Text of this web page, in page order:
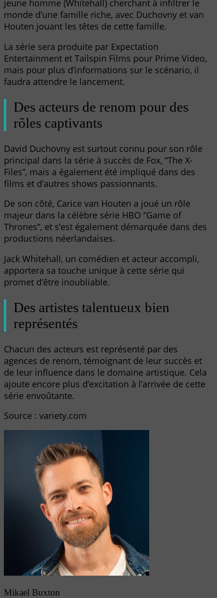
jeune homme (Whitehall) cherchant à infiltrer le
monde d’une famille riche, avec Duchovny et van
Houten jouant les têtes de cette famille.
La série sera produite par Expectation
Entertainment et Tailspin Films pour Prime Video,
mais pour plus d’informations sur le scénario, il
faudra attendre le lancement.
Des acteurs de renom pour des
rôles captivants
David Duchovny est surtout connu pour son rôle
principal dans la série à succès de Fox, “The X-
Files”, mais a également été impliqué dans des
films et d’autres shows passionnants.
De son côté, Carice van Houten a joué un rôle
majeur dans la célèbre série HBO “Game of
Thrones”, et s’est également démarquée dans des
productions néerlandaises.
Jack Whitehall, un comédien et acteur accompli,
apportera sa touche unique à cette série qui
promet d’être inoubliable.
Des artistes talentueux bien
représentés
Chacun des acteurs est représenté par des
agences de renom, témoignant de leur succès et
de leur influence dans le domaine artistique. Cela
ajoute encore plus d’excitation à l’arrivée de cette
série envoûtante.
Source : variety.com
Mikael Buxton